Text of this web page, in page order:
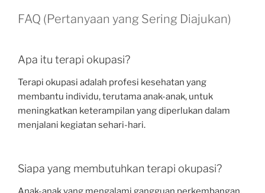
FAQ (Pertanyaan yang Sering Diajukan)
Apa itu terapi okupasi?
Terapi okupasi adalah profesi kesehatan yang
membantu individu, terutama anak-anak, untuk
meningkatkan keterampilan yang diperlukan dalam
menjalani kegiatan sehari-hari.
Siapa yang membutuhkan terapi okupasi?